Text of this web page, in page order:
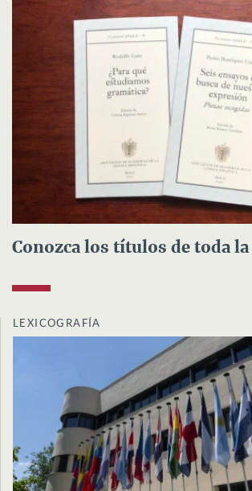
Conozca los títulos de toda
LEXICOGRAFÍA